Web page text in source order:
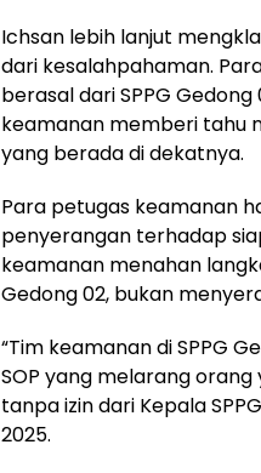
Ichsan lebih lanjut
dari kesalahpahaman.
berasal dari SPPG
keamanan memberi tahu
yang berada di dekatnya.
Para petugas keamanan
penyerangan terhadap
keamanan menahan
Gedong 02, bukan
“Tim keamanan di SPPG
SOP yang melarang
tanpa izin dari Kepala
2025.